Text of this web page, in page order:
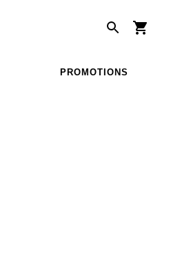
PROMOTIONS